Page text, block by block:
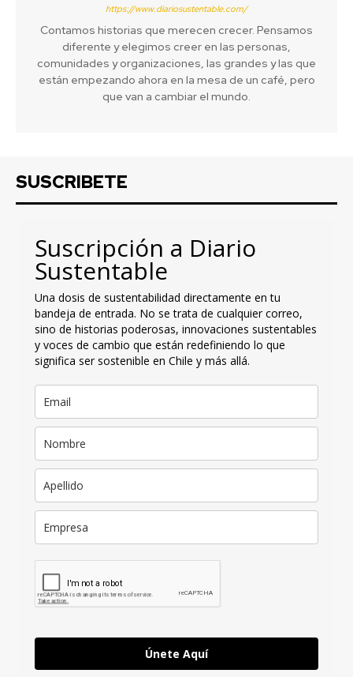
https://www.diariosustentable.com/
Contamos historias que merecen crecer. Pensamos
diferente y elegimos creer en las personas,
comunidades y organizaciones, las grandes y las que
están empezando ahora en la mesa de un café, pero
que van a cambiar el mundo.
SUSCRIBETE
Suscripción a Diario
Sustentable
Una dosis de sustentabilidad directamente en tu
bandeja de entrada. No se trata de cualquier correo,
sino de historias poderosas, innovaciones sustentables
y voces de cambio que están redefiniendo lo que
significa ser sostenible en Chile y más allá.
Únete Aquí